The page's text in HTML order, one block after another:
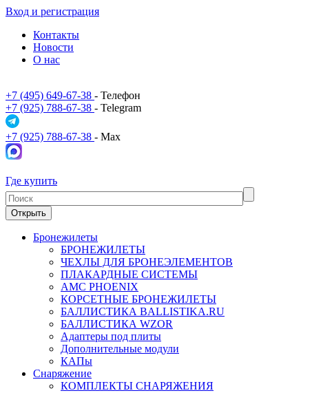
Вход и регистрация
Контакты
Новости
О нас
+7 (495) 649-67-38 - Телефон
+7 (925) 788-67-38 - Telegram
+7 (925) 788-67-38 - Max
Где купить
Открыть
Бронежилеты
БРОНЕЖИЛЕТЫ
ЧЕХЛЫ ДЛЯ БРОНЕЭЛЕМЕНТОВ
ПЛАКАРДНЫЕ СИСТЕМЫ
АМС PHOENIX
КОРСЕТНЫЕ БРОНЕЖИЛЕТЫ
БАЛЛИСТИКА BALLISTIKA.RU
БАЛЛИСТИКА WZOR
Адаптеры под плиты
Дополнительные модули
КАПы
Снаряжение
КОМПЛЕКТЫ СНАРЯЖЕНИЯ